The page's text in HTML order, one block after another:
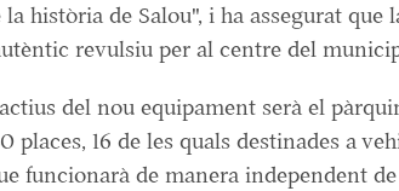
història de Salou", i ha assegurat que
revulsiu per al centre del
del nou equipament serà el
places, 16 de les quals destinades a
funcionarà de manera independent